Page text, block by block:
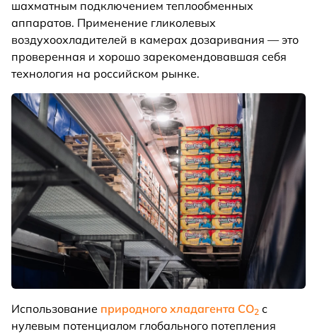
шахматным подключением теплообменных
аппаратов. Применение гликолевых
воздухоохладителей в камерах дозаривания — это
проверенная и хорошо зарекомендовавшая себя
технология на российском рынке.
Использование природного хладагента CO2 с
нулевым потенциалом глобального потепления